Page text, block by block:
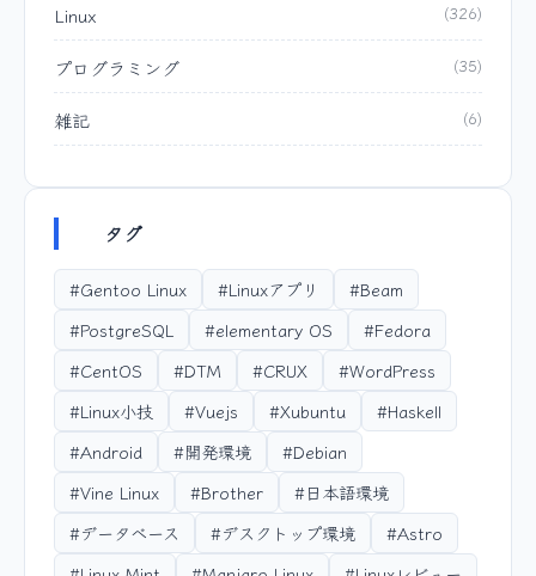
Linux (326)
プログラミング (35)
雑記 (6)
タグ
#Gentoo Linux #Linuxアプリ
#Beam
#PostgreSQL
#elementary OS
#Fedora
#CentOS
#DTM #CRUX
#WordPress
#Linux小技
#Vuejs #Xubuntu
#Haskell
#Android
#開発環境
#Debian
#Vine Linux
#Brother
#日本語環境
#データベース
#デスクトップ環境
#Astro